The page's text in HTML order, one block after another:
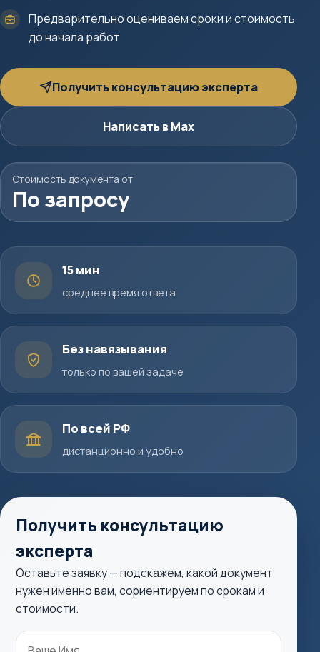
Предварительно оцениваем сроки и стоимость
до начала работ
Получить консультацию эксперта
Написать в Max
Стоимость документа от
По запросу
15 мин
среднее время ответа
Без навязывания
только по вашей задаче
По всей РФ
дистанционно и удобно
Получить консультацию
эксперта
Оставьте заявку — подскажем, какой документ
нужен именно вам, сориентируем по срокам и
стоимости.